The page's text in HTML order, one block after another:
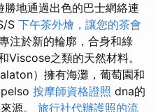
地通過出色的巴士網絡連
S 下午茶外燴，讓您的茶會
注於新的輪廓，合身和綠
之類的天然材料。
）擁有海灘，葡萄園和
按摩師資格證照 dna的
源。 旅行社代辦護照的流